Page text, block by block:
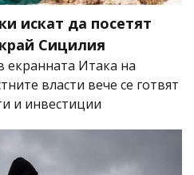
искат да посетят
Сицилия
екранната Итака на
власти вече се готвят
и инвестиции